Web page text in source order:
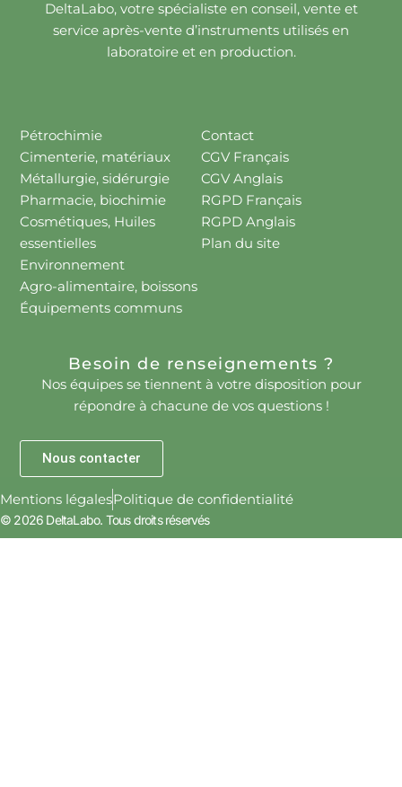
DeltaLabo, votre spécialiste en conseil, vente et
service après-vente d’instruments utilisés en
laboratoire et en production.
Pétrochimie
Cimenterie, matériaux
Métallurgie, sidérurgie
Pharmacie, biochimie
Cosmétiques, Huiles
essentielles
Environnement
Agro-alimentaire, boissons
Équipements communs
Contact
CGV Français
CGV Anglais
RGPD Français
RGPD Anglais
Plan du site
Besoin de renseignements ?
Nos équipes se tiennent à votre disposition pour
répondre à chacune de vos questions !
Nous contacter
Mentions légalesPolitique de confidentialité
© 2026 DeltaLabo. Tous droits réservés